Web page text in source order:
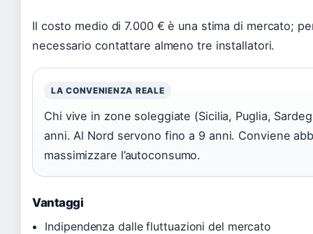
Il costo medio di 7.000 € è una stima di mercato;
necessario contattare almeno tre installatori.
LA CONVENIENZA REALE
Chi vive in zone soleggiate (Sicilia, Puglia,
anni. Al Nord servono fino a 9 anni. Conviene
massimizzare l’autoconsumo.
Vantaggi
Indipendenza dalle fluttuazioni del mercato